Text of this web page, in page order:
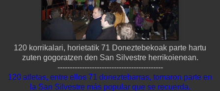
120 korrikalari, horietatik 71 Doneztebekoak parte hartu
zuten gogoratzen den San Silvestre herrikoienean.
-------------------------------------------
120 atletas, entre ellos 71 doneztebarras, tomaron parte en
la San Silvestre más popular que se recuerda.